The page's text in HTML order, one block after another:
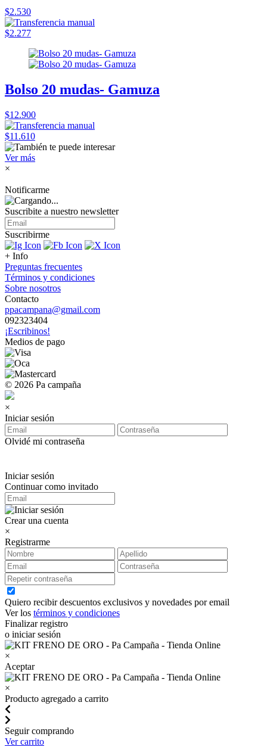
$2.530
$2.277
Bolso 20 mudas- Gamuza
$12.900
$11.610
Ver más
×
Notificarme
Suscribite a nuestro newsletter
Suscribirme
+ Info
Preguntas frecuentes
Términos y condiciones
Sobre nosotros
Contacto
ppacampana@gmail.com
092323404
¡Escribinos!
Medios de pago
© 2026 Pa campaña
×
Iniciar sesión
Olvidé mi contraseña
Iniciar sesión
Continuar como invitado
Crear una cuenta
×
Registrarme
Quiero recibir descuentos exclusivos y novedades por email
Ver los términos y condiciones
Finalizar registro
o iniciar sesión
×
Aceptar
×
Producto agregado a carrito
Seguir comprando
Ver carrito